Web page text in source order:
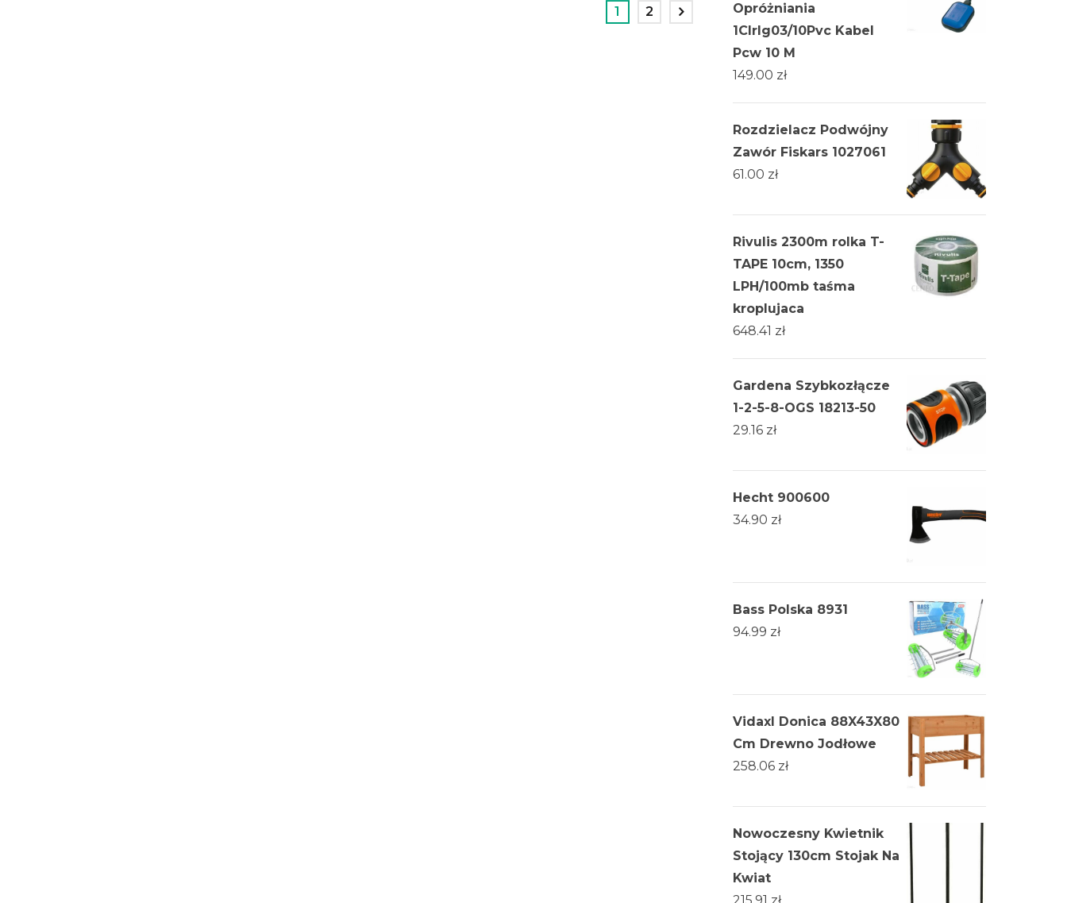
1 2
Opróżniania
1Clrlg03/10Pvc Kabel
Pcw 10 M
149.00 zł
Rozdzielacz Podwójny
Zawór Fiskars 1027061
61.00 zł
Rivulis 2300m rolka T-
TAPE 10cm, 1350
LPH/100mb taśma
kroplujaca
648.41 zł
Gardena Szybkozłącze
1-2-5-8-OGS 18213-50
29.16 zł
Hecht 900600
34.90 zł
Bass Polska 8931
94.99 zł
Vidaxl Donica 88X43X80
Cm Drewno Jodłowe
258.06 zł
Nowoczesny Kwietnik
Stojący 130cm Stojak Na
Kwiat